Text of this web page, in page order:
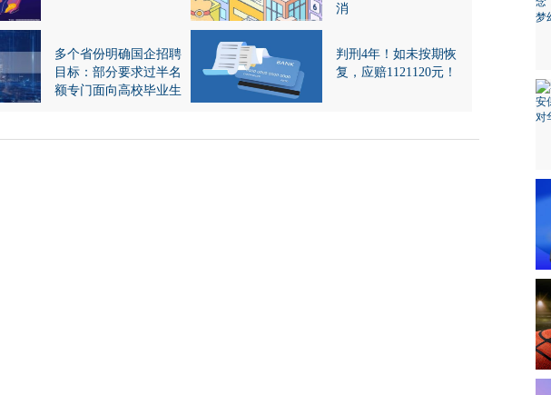
消
多个省份明确国企招聘
目标：部分要求过半名
额专门面向高校毕业生
判刑4年！如未按期恢
复，应赔1121120元！